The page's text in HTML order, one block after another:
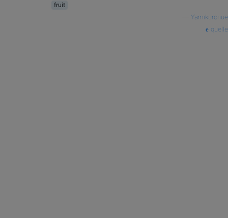
fruit
Yamikuronue
quelle